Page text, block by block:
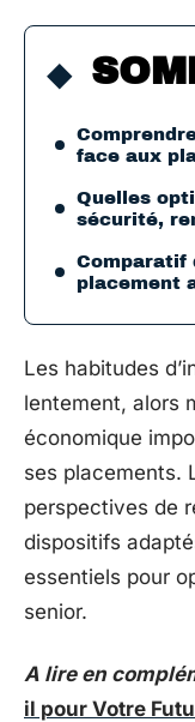
face aux
Quelles
sécurité,
Comparatif
placement
Les habitudes
lentement, alors
économique
ses placements.
perspectives de
dispositifs
essentiels pour
senior.
A lire en
il pour Votre